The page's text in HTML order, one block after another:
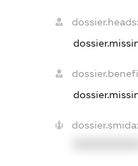
dossier.heads:
dossier.smida: